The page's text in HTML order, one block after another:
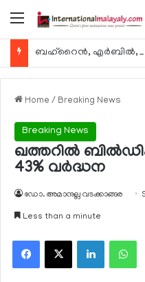
Menu
Home / Breaking News
Breaking News
ഖത്തറില്‍
43% വര്‍ദ്ധന
ഡോ. അമാനുല്ല വടക്കാങ്ങര
Less than a minute
Facebook
X LinkedIn